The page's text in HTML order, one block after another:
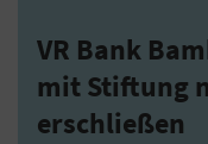
VR Bank
mit Stiftung
erschließen